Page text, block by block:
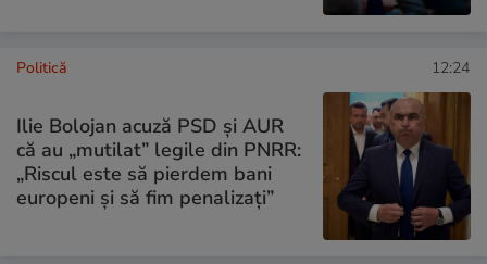
Politică 12:24
Ilie Bolojan acuză PSD și AUR
că au „mutilat” legile din PNRR:
„Riscul este să pierdem bani
europeni și să fim penalizați”